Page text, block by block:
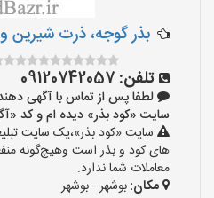
بذر گوجه، ذرت شیرین
تلفن: 09120742057
لطفا پس از تماس با آگهی
سایت «کود بذر» دیده ام و کد «آگهی-55» را
سایت «کود بذر»،یک سایت
های کود و بذر است وهیچ‌گونه
معاملات شما ندارد.
مکان:بوشهر - بوشهر